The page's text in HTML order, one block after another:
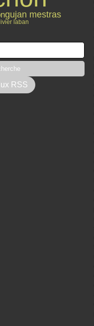
gujan mestras
laban
RSS